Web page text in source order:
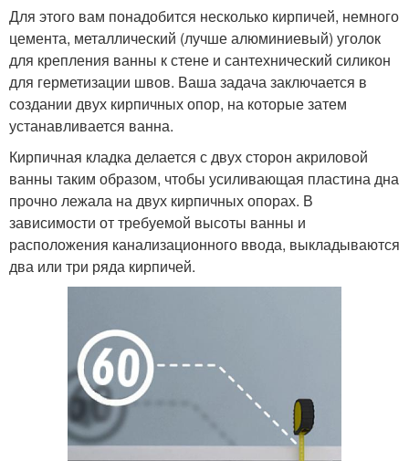
Для этого вам понадобится несколько кирпичей, немного
цемента, металлический (лучше алюминиевый) уголок
для крепления ванны к стене и сантехнический силикон
для герметизации швов. Ваша задача заключается в
создании двух кирпичных опор, на которые затем
устанавливается ванна.
Кирпичная кладка делается с двух сторон акриловой
ванны таким образом, чтобы усиливающая пластина дна
прочно лежала на двух кирпичных опорах. В
зависимости от требуемой высоты ванны и
расположения канализационного ввода, выкладываются
два или три ряда кирпичей.